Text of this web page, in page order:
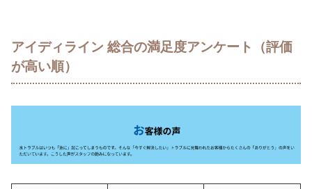
アイディライン 総合の満足度アンケート（評価
が高い順）